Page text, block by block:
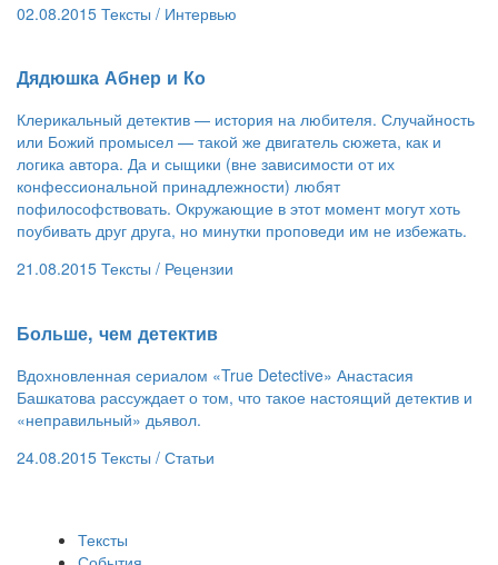
02.08.2015 Тексты / Интервью
Дядюшка Абнер и Ко
Клерикальный детектив — история на любителя. Случайность
или Божий промысел — такой же двигатель сюжета, как и
логика автора. Да и сыщики (вне зависимости от их
конфессиональной принадлежности) любят
пофилософствовать. Окружающие в этот момент могут хоть
поубивать друг друга, но минутки проповеди им не избежать.
21.08.2015 Тексты / Рецензии
Больше, чем детектив
Вдохновленная сериалом «True Detective» Анастасия
Башкатова рассуждает о том, что такое настоящий детектив и
«неправильный» дьявол.
24.08.2015 Тексты / Статьи
Тексты